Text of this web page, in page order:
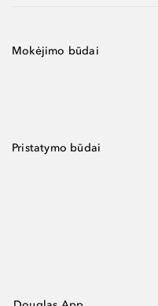
Mokėjimo būdai
Pristatymo būdai